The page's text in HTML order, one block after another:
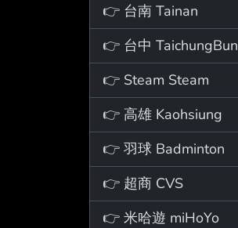
👉 台南 Tainan
👉 台中 TaichungBun
👉 Steam Steam
👉 高雄 Kaohsiung
👉 羽球 Badminton
👉 超商 CVS
👉 米哈遊 miHoYo